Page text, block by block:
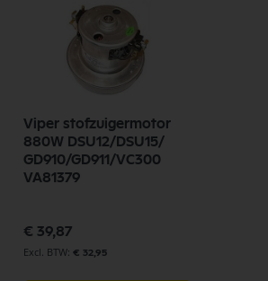
Viper stofzuigermotor
880W DSU12/DSU15/
GD910/GD911/VC300
VA81379
€ 39,87
€ 32,95